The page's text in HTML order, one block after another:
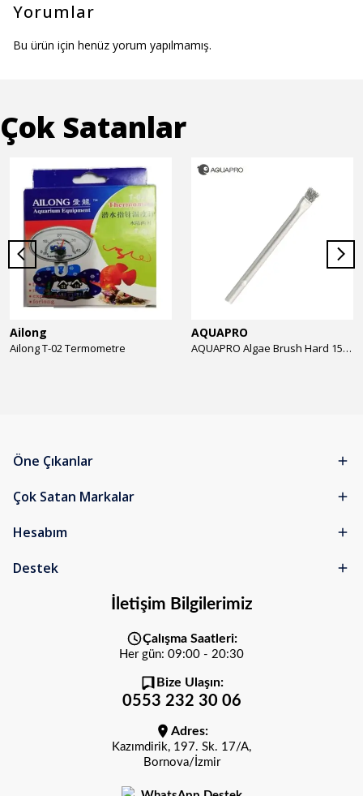
Yorumlar
Bu ürün için henüz yorum yapılmamış.
Çok Satanlar
Ailong
Ailong T-02 Termometre
AQUAPRO
AQUAPRO Algae Brush Hard 15cm Yosun Temizlik Fırçası
Öne Çıkanlar
Çok Satan Markalar
Hesabım
Destek
İletişim Bilgilerimiz
Çalışma Saatleri:
Her gün: 09:00 - 20:30
Bize Ulaşın:
0553 232 30 06
Adres:
Kazımdirik, 197. Sk. 17/A,
Bornova/İzmir